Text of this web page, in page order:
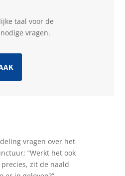
taal voor de
vragen.
vragen over het
”Werkt het ook
zit de naald